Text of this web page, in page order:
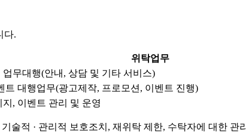
다.
위탁업무
업무대행(안내, 상담 및 기타 서비스)
트 대행업무(광고제작, 프로모션, 이벤트 진행)
지, 이벤트 관리 및 운영
적 · 관리적 보호조치, 재위탁 제한, 수탁자에 대한 관